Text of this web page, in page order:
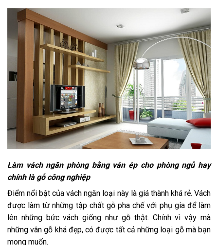
Làm vách ngăn phòng bằng ván ép cho phòng ngủ hay
chính là gỗ công nghiệp
Điểm nổi bật của vách ngăn loại này là giá thành khá rẻ. Vách
được làm từ những tập chất gỗ pha chế với phụ gia để làm
lên những bức vách giống như gỗ thật. Chính vì vậy mà
những vân gỗ khá đẹp, có được tất cả những loại gỗ mà bạn
mong muốn.